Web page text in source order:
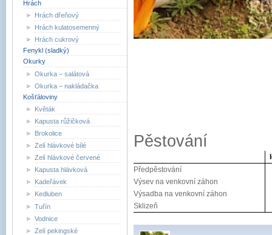
Hrách
Hrách dřeňový
Hrách kulatosemenný
Hrách cukrový
Fenykl (sladký)
Okurky
Okurka – salátová
Okurka – nakládačka
Košťáloviny
Květák
Kapusta růžičková
Brokolice
Zelí hlávkové bílé
Zelí hlávkové červené
Kapusta hlávková
Kadeřávek
Kedluben
Tuřín
Vodnice
Zelí pekingské
Pěstování
Předpěstování
Výsev na venkovní záhon
Výsadba na venkovní záhon
Sklizeň